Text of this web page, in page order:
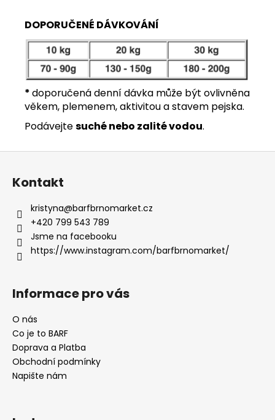
DOPORUČENÉ DÁVKOVÁNÍ
​*doporučená denní dávka může být ovlivněna
věkem, plemenem, aktivitou a stavem pejska.
Podávejtesuché nebo zalité vodou.
Z
Kontakt
kristyna@barfbrnomarket.cz
+420 799 543 789
Jsme na facebooku
https://www.instagram.com/barfbrnomarket/
Informace pro vás
O nás
Co je to BARF
Doprava a Platba
Obchodní podmínky
Napište nám